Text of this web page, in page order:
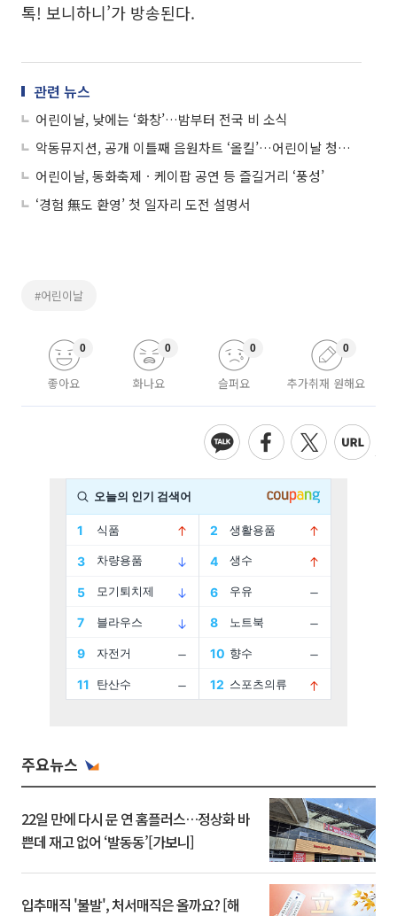
톡! 보니하니’가 방송된다.
관련 뉴스
어린이날, 낮에는 ‘화창’…밤부터 전국 비 소식
악동뮤지션, 공개 이틀째 음원차트 ‘올킬’…어린이날 청음회 개최
어린이날, 동화축제ㆍ케이팝 공연 등 즐길거리 ‘풍성’
‘경험 無도 환영’ 첫 일자리 도전 설명서
#어린이날
좋아요
0
화나요
0
슬퍼요
0
추가취재 원해요
0
주요뉴스
22일 만에 다시 문 연 홈플러스…정상화 바
쁜데 재고 없어 ‘발동동’[가보니]
입추매직 '불발', 처서매직은 올까요? [해